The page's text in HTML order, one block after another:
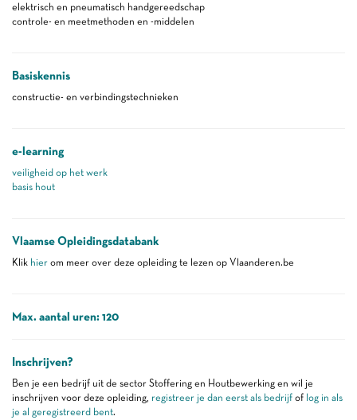
elektrisch en pneumatisch handgereedschap
controle- en meetmethoden en -middelen
Basiskennis
constructie- en verbindingstechnieken
e-learning
veiligheid op het werk
basis hout
Vlaamse Opleidingsdatabank
Klik hier om meer over deze opleiding te lezen op Vlaanderen.be
Max. aantal uren: 120
Inschrijven?
Ben je een bedrijf uit de sector Stoffering en Houtbewerking en wil je
inschrijven voor deze opleiding, registreer je dan eerst als bedrijf of log in als
je al geregistreerd bent.